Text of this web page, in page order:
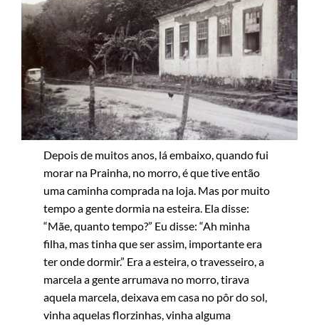
Depois de muitos anos, lá embaixo, quando fui
morar na Prainha, no morro, é que tive então
uma caminha comprada na loja. Mas por muito
tempo a gente dormia na esteira. Ela disse:
“Mãe, quanto tempo?” Eu disse: “Ah minha
filha, mas tinha que ser assim, importante era
ter onde dormir.” Era a esteira, o travesseiro, a
marcela a gente arrumava no morro, tirava
aquela marcela, deixava em casa no pôr do sol,
vinha aquelas florzinhas, vinha alguma